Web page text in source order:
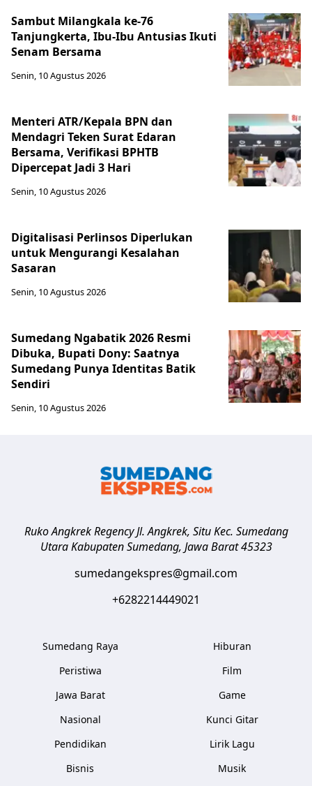
Sambut Milangkala ke-76
Tanjungkerta, Ibu-Ibu Antusias Ikuti
Senam Bersama
Senin, 10 Agustus 2026
Menteri ATR/Kepala BPN dan
Mendagri Teken Surat Edaran
Bersama, Verifikasi BPHTB
Dipercepat Jadi 3 Hari
Senin, 10 Agustus 2026
Digitalisasi Perlinsos Diperlukan
untuk Mengurangi Kesalahan
Sasaran
Senin, 10 Agustus 2026
Sumedang Ngabatik 2026 Resmi
Dibuka, Bupati Dony: Saatnya
Sumedang Punya Identitas Batik
Sendiri
Senin, 10 Agustus 2026
Ruko Angkrek Regency Jl. Angkrek, Situ Kec. Sumedang
Utara Kabupaten Sumedang, Jawa Barat 45323
sumedangekspres@gmail.com
+6282214449021
Sumedang Raya
Peristiwa
Jawa Barat
Nasional
Pendidikan
Bisnis
Hiburan
Film
Game
Kunci Gitar
Lirik Lagu
Musik